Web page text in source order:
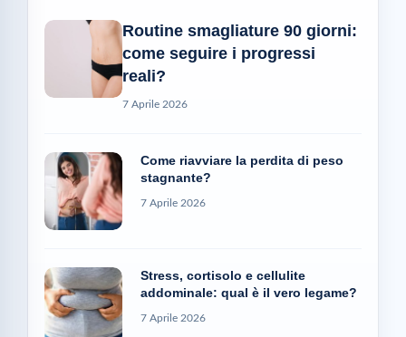
Routine smagliature 90 giorni:
come seguire i progressi
reali?
7 Aprile 2026
Come riavviare la perdita di peso
stagnante?
7 Aprile 2026
Stress, cortisolo e cellulite
addominale: qual è il vero legame?
7 Aprile 2026